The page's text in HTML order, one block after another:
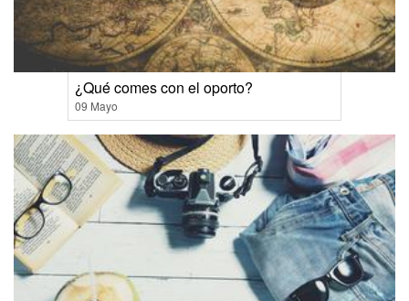
¿Qué comes con el oporto?
09 Mayo